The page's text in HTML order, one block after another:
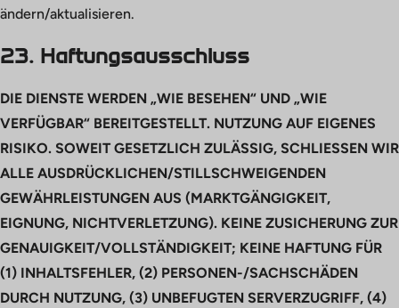
ändern/aktualisieren.
23. Haftungsausschluss
DIE DIENSTE WERDEN „WIE BESEHEN“ UND „WIE
VERFÜGBAR“ BEREITGESTELLT. NUTZUNG AUF EIGENES
RISIKO. SOWEIT GESETZLICH ZULÄSSIG, SCHLIESSEN WIR
ALLE AUSDRÜCKLICHEN/STILLSCHWEIGENDEN
GEWÄHRLEISTUNGEN AUS (MARKTGÄNGIGKEIT,
EIGNUNG, NICHTVERLETZUNG). KEINE ZUSICHERUNG ZUR
GENAUIGKEIT/VOLLSTÄNDIGKEIT; KEINE HAFTUNG FÜR
(1) INHALTSFEHLER, (2) PERSONEN-/SACHSCHÄDEN
DURCH NUTZUNG, (3) UNBEFUGTEN SERVERZUGRIFF, (4)